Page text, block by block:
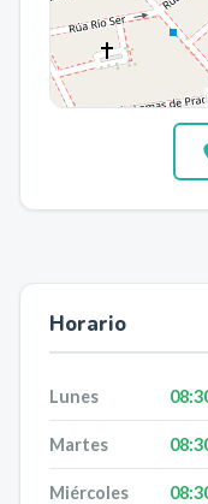
Horario
Lunes
Martes
Miércoles